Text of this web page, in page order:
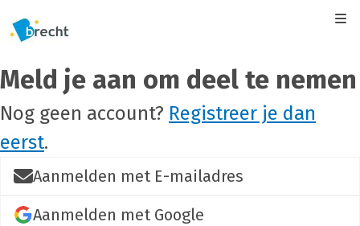
Meld je aan om deel te nemen
Nog geen account? Registreer je dan
eerst.
Aanmelden met E-mailadres
Aanmelden met Google